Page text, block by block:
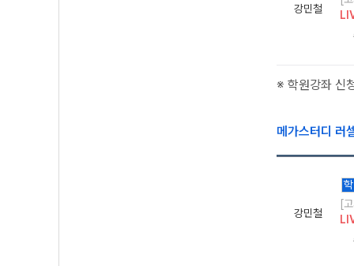
강민철
※ 학원강좌 신
메가스터디 러
강민철
학
[